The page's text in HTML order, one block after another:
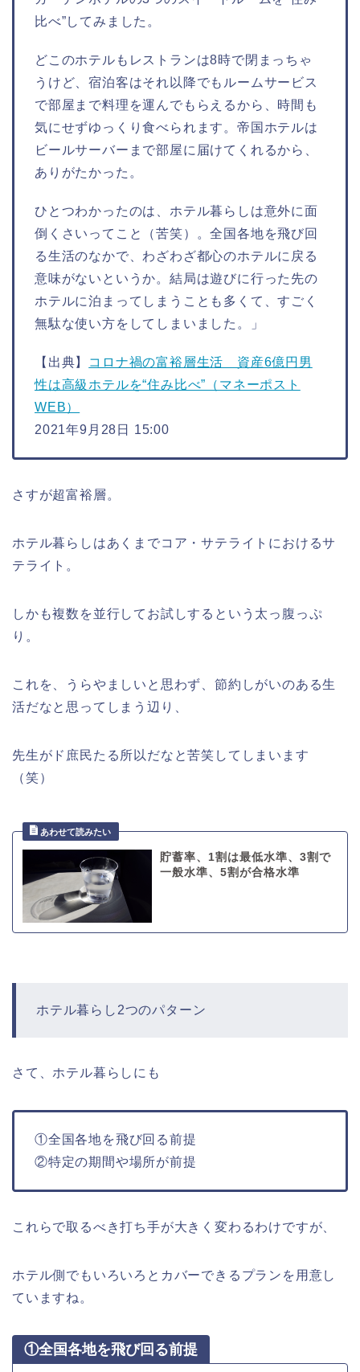
比べ”してみました。
どこのホテルもレストランは8時で閉まっちゃ
うけど、宿泊客はそれ以降でもルームサービス
で部屋まで料理を運んでもらえるから、時間も
気にせずゆっくり食べられます。帝国ホテルは
ビールサーバーまで部屋に届けてくれるから、
ありがたかった。
ひとつわかったのは、ホテル暮らしは意外に面
倒くさいってこと（苦笑）。全国各地を飛び回
る生活のなかで、わざわざ都心のホテルに戻る
意味がないというか。結局は遊びに行った先の
ホテルに泊まってしまうことも多くて、すごく
無駄な使い方をしてしまいました。」
【出典】
コロナ禍の富裕層生活 資産6億円男
性は高級ホテルを“住み比べ”（マネーポスト
WEB）
2021年9月28日 15:00
さすが超富裕層。
ホテル暮らしはあくまでコア・サテライトにおけるサ
テライト。
しかも複数を並行してお試しするという太っ腹っぷ
り。
これを、うらやましいと思わず、節約しがいのある生
活だなと思ってしまう辺り、
先生がド庶民たる所以だなと苦笑してしまいます
（笑）
貯蓄率、1割は最低水準、3割で
一般水準、5割が合格水準
ホテル暮らし2つのパターン
さて、ホテル暮らしにも
①全国各地を飛び回る前提
②特定の期間や場所が前提
これらで取るべき打ち手が大きく変わるわけですが、
ホテル側でもいろいろとカバーできるプランを用意し
ていますね。
①全国各地を飛び回る前提